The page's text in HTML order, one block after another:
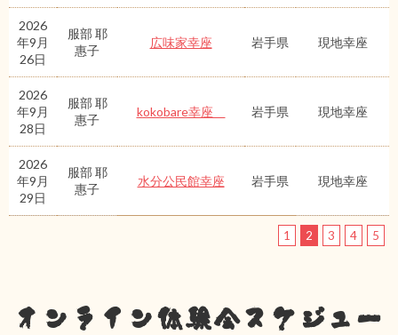
2026
年9月
26日
服部 耶
惠子
広味家幸座 岩手県 現地幸座
2026
年9月
28日
服部 耶
惠子
kokobare幸座 岩手県 現地幸座
2026
年9月
29日
服部 耶
惠子
水分公民館幸座 岩手県 現地幸座
1 2 3 4 5
オンライン体験会スケジュー